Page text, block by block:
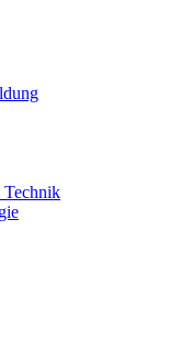
Technik